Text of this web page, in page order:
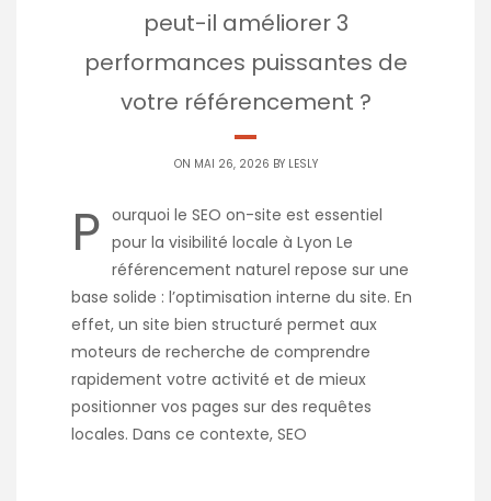
peut-il améliorer 3
performances puissantes de
votre référencement ?
ON MAI 26, 2026 BY LESLY
P ourquoi le SEO on-site est essentiel
pour la visibilité locale à Lyon Le
référencement naturel repose sur une
base solide : l’optimisation interne du site. En
effet, un site bien structuré permet aux
moteurs de recherche de comprendre
rapidement votre activité et de mieux
positionner vos pages sur des requêtes
locales. Dans ce contexte, SEO